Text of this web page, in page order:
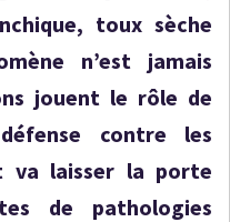
toux sèche
n’est jamais
jouent le rôle de
contre les
laisser la porte
de pathologies